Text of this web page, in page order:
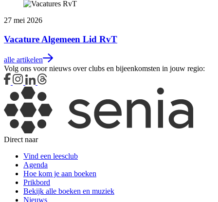
27 mei 2026
Vacature Algemeen Lid RvT
alle artikelen
Volg ons voor nieuws over clubs en bijeenkomsten in jouw regio:
Direct naar
Vind een leesclub
Agenda
Hoe kom je aan boeken
Prikbord
Bekijk alle boeken en muziek
Nieuws